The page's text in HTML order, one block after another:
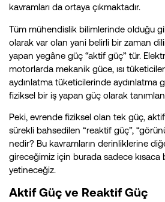
kavramları da ortaya çıkmaktadır.
Tüm mühendislik bilimlerinde olduğu
olarak var olan yani belirli bir zaman
yapan yegâne güç “aktif güç” tür.
motorlarda mekanik güce, ısı
aydınlatma tüketicilerinde aydınlatma
fiziksel bir iş yapan güç olarak
Peki, evrende fiziksel olan tek güç,
sürekli bahsedilen “reaktif güç”,
nedir? Bu kavramların derinliklerine
gireceğimiz için burada sadece kısaca
yetineceğiz.
Aktif Güç ve Reaktif Güç